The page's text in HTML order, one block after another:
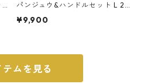
パンジュウ&ハンドルセット L 24c
m ガス火・IH対応 鉄フライパン
¥9,900
ムを見る